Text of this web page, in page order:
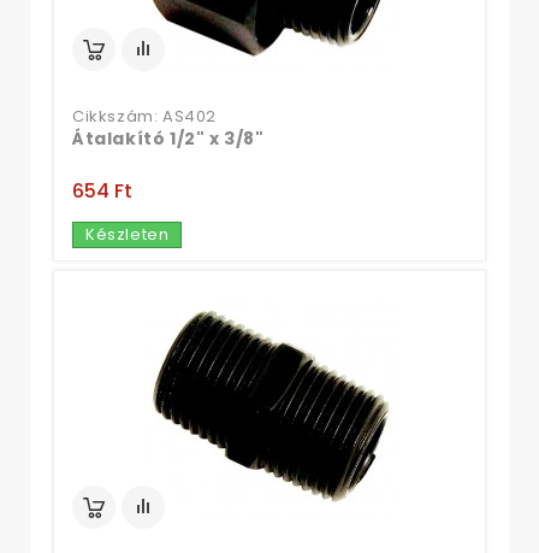
Cikkszám: AS402
Átalakító 1/2" x 3/8"
654 Ft‎
Készleten